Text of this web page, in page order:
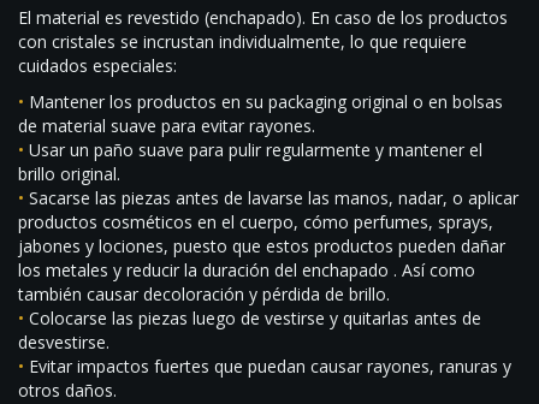
El material es revestido (enchapado). En caso de los productos
con cristales se incrustan individualmente, lo que requiere
cuidados especiales:
• Mantener los productos en su packaging original o en bolsas
de material suave para evitar rayones.
• Usar un paño suave para pulir regularmente y mantener el
brillo original.
• Sacarse las piezas antes de lavarse las manos, nadar, o aplicar
productos cosméticos en el cuerpo, cómo perfumes, sprays,
jabones y lociones, puesto que estos productos pueden dañar
los metales y reducir la duración del enchapado . Así como
también causar decoloración y pérdida de brillo.
• Colocarse las piezas luego de vestirse y quitarlas antes de
desvestirse.
• Evitar impactos fuertes que puedan causar rayones, ranuras y
otros daños.